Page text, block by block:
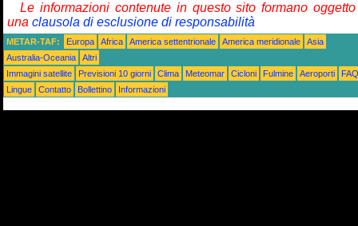
Le informazioni contenute in questo sito formano
una clausola di esclusione di responsabilità
METAR-TAF: Europa Africa America settentrionale America meridionale
Asia
Australia-Oceania
Altri
Immagini satellite
Previsioni 10 giorni Clima Meteomar Cicloni Fulmine Aeroporti
FAQ
Lingue
Contatto Bollettino Informazioni